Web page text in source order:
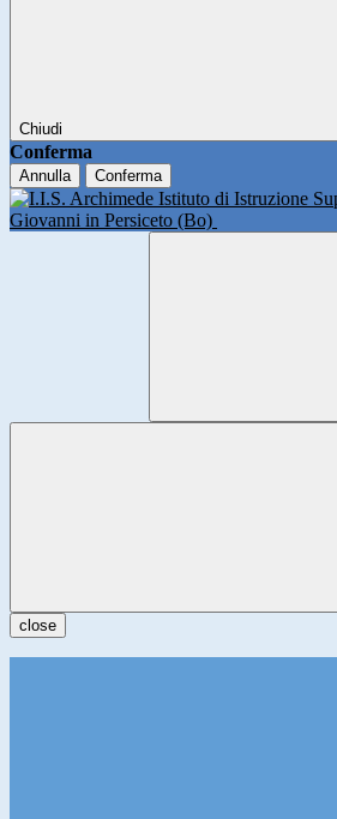
Chiudi
Conferma
Annulla Conferma
Istituto di Istruzione
Giovanni in Persiceto (Bo)
close